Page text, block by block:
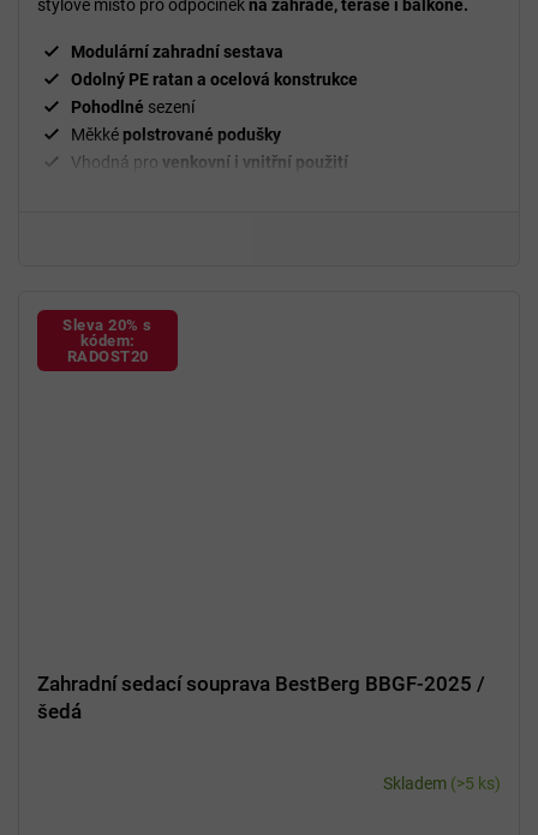
stylové místo pro odpočinekna zahradě, terase i balkoně.
Modulární zahradní sestava
Odolný PE ratan a ocelová konstrukce
Pohodlné sezení
Měkké polstrované podušky
Vhodná pro venkovní i vnitřní použití
Sleva 20% s
kódem:
RADOST20
Zahradní sedací souprava BestBerg BBGF-2025 /
šedá
Skladem (>5 ks)